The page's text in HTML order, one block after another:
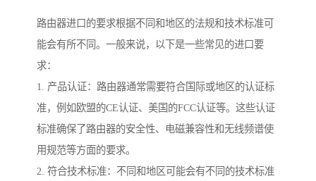
路由器进口的要求根据不同和地区的法规和技术标准可
能会有所不同。一般来说，以下是一些常见的进口要
求：
1. 产品认证：路由器通常需要符合国际或地区的认证标
准，例如欧盟的CE认证、美国的FCC认证等。这些认证
标准确保了路由器的安全性、电磁兼容性和无线频谱使
用规范等方面的要求。
2. 符合技术标准：不同和地区可能会有不同的技术标准